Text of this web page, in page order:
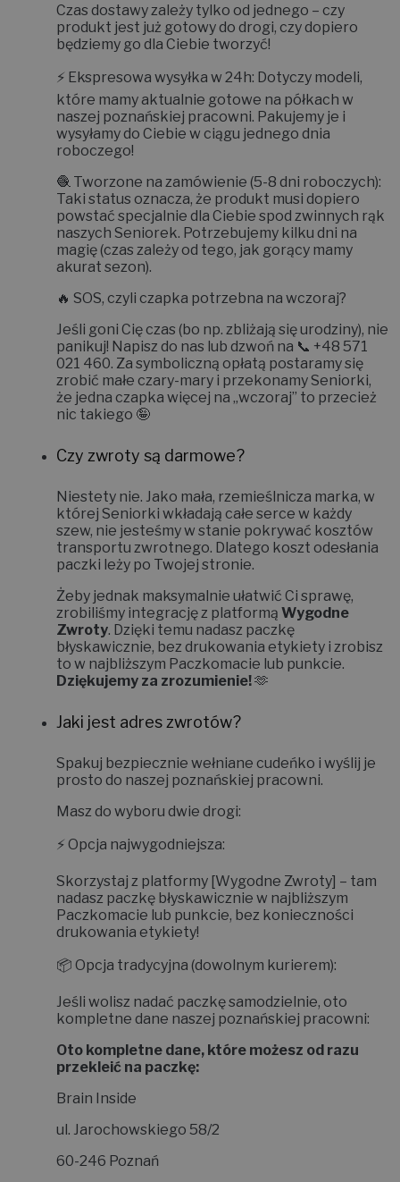
Czas dostawy zależy tylko od jednego – czy
produkt jest już gotowy do drogi, czy dopiero
będziemy go dla Ciebie tworzyć!
⚡ Ekspresowa wysyłka w 24h: Dotyczy modeli,
które mamy aktualnie gotowe na półkach w
naszej poznańskiej pracowni. Pakujemy je i
wysyłamy do Ciebie w ciągu jednego dnia
roboczego!
🧶 Tworzone na zamówienie (5-8 dni roboczych):
Taki status oznacza, że produkt musi dopiero
powstać specjalnie dla Ciebie spod zwinnych rąk
naszych Seniorek. Potrzebujemy kilku dni na
magię (czas zależy od tego, jak gorący mamy
akurat sezon).
🔥 SOS, czyli czapka potrzebna na wczoraj?
Jeśli goni Cię czas (bo np. zbliżają się urodziny), nie
panikuj! Napisz do nas lub dzwoń na 📞 +48 571
021 460. Za symboliczną opłatą postaramy się
zrobić małe czary-mary i przekonamy Seniorki,
że jedna czapka więcej na „wczoraj” to przecież
nic takiego 🤪
Czy zwroty są darmowe?
Niestety nie. Jako mała, rzemieślnicza marka, w
której Seniorki wkładają całe serce w każdy
szew, nie jesteśmy w stanie pokrywać kosztów
transportu zwrotnego. Dlatego koszt odesłania
paczki leży po Twojej stronie.
Żeby jednak maksymalnie ułatwić Ci sprawę,
zrobiliśmy integrację z platformą Wygodne
Zwroty. Dzięki temu nadasz paczkę
błyskawicznie, bez drukowania etykiety i zrobisz
to w najbliższym Paczkomacie lub punkcie.
Dziękujemy za zrozumienie!🫶
Jaki jest adres zwrotów?
Spakuj bezpiecznie wełniane cudeńko i wyślij je
prosto do naszej poznańskiej pracowni.
Masz do wyboru dwie drogi:
⚡ Opcja najwygodniejsza:
Skorzystaj z platformy [Wygodne Zwroty] – tam
nadasz paczkę błyskawicznie w najbliższym
Paczkomacie lub punkcie, bez konieczności
drukowania etykiety!
📦 Opcja tradycyjna (dowolnym kurierem):
Jeśli wolisz nadać paczkę samodzielnie, oto
kompletne dane naszej poznańskiej pracowni:
Oto kompletne dane, które możesz od razu
przekleić na paczkę:
Brain Inside
ul. Jarochowskiego 58/2
60-246 Poznań